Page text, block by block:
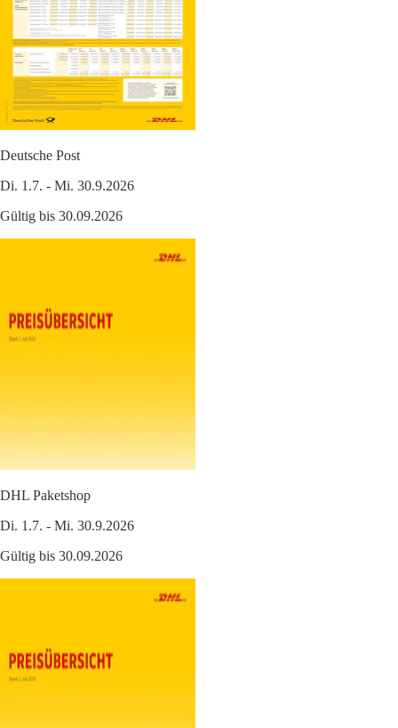
Deutsche Post
Di. 1.7. - Mi. 30.9.2026
Gültig bis 30.09.2026
DHL Paketshop
Di. 1.7. - Mi. 30.9.2026
Gültig bis 30.09.2026